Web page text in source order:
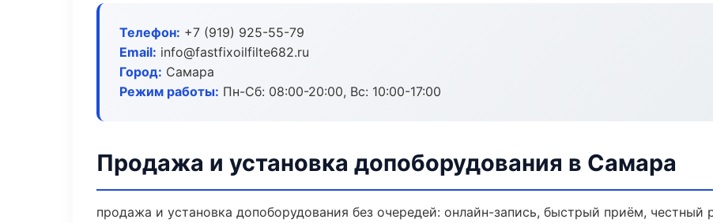
Телефон: +7 (919) 925-55-79
Email: info@fastfixoilfilte682.ru
Город: Самара
Режим работы: Пн-Сб: 08:00-20:00, Вс: 10:00-17:00
Продажа и установка допоборудования в Самара
продажа и установка допоборудования без очередей: онлайн-запись, быстрый приём, честный